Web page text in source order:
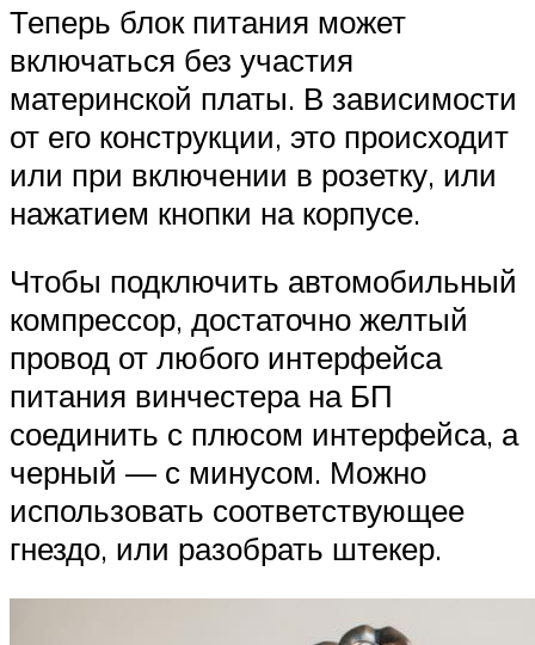
Теперь блок питания может
включаться без участия
материнской платы. В зависимости
от его конструкции, это происходит
или при включении в розетку, или
нажатием кнопки на корпусе.
Чтобы подключить автомобильный
компрессор, достаточно желтый
провод от любого интерфейса
питания винчестера на БП
соединить с плюсом интерфейса, а
черный — с минусом. Можно
использовать соответствующее
гнездо, или разобрать штекер.